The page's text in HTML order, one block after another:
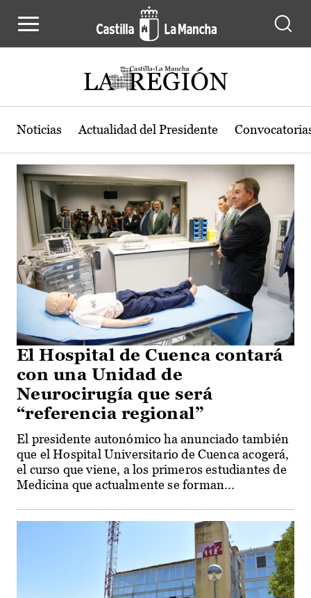
Actualidad de la región de Castilla-
Noticias Actualidad del Presidente
El Hospital de Cuenca contará
con una Unidad de
Neurocirugía que será
“referencia regional”
El presidente autonómico ha anunciado también
que el Hospital Universitario de Cuenca acogerá,
el curso que viene, a los primeros estudiantes de
Medicina que actualmente se forman...